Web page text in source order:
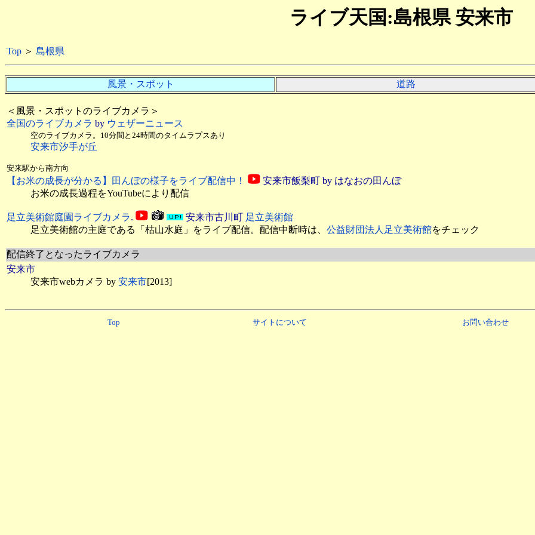
ライブ天国:島根県 安来市
Top ＞ 島根県
風景・スポット 道路
＜風景・スポットのライブカメラ＞
全国のライブカメラ by ウェザーニュース
空のライブカメラ。10分間と24時間のタイムラプスあり
安来市汐手が丘
安来駅から南方向
【お米の成長が分かる】田んぼの様子をライブ配信中！
安来市飯梨町 by はなおの田んぼ
お米の成長過程をYouTubeにより配信
足立美術館庭園ライブカメラ. 安来市古川町 足立美術館
足立美術館の主庭である「枯山水庭」をライブ配信。配信中断時は、 公益財団法人足立美術館をチェック
配信終了となったライブカメラ
安来市
安来市webカメラ by 安来市[2013]
Top サイトについて お問い合わせ